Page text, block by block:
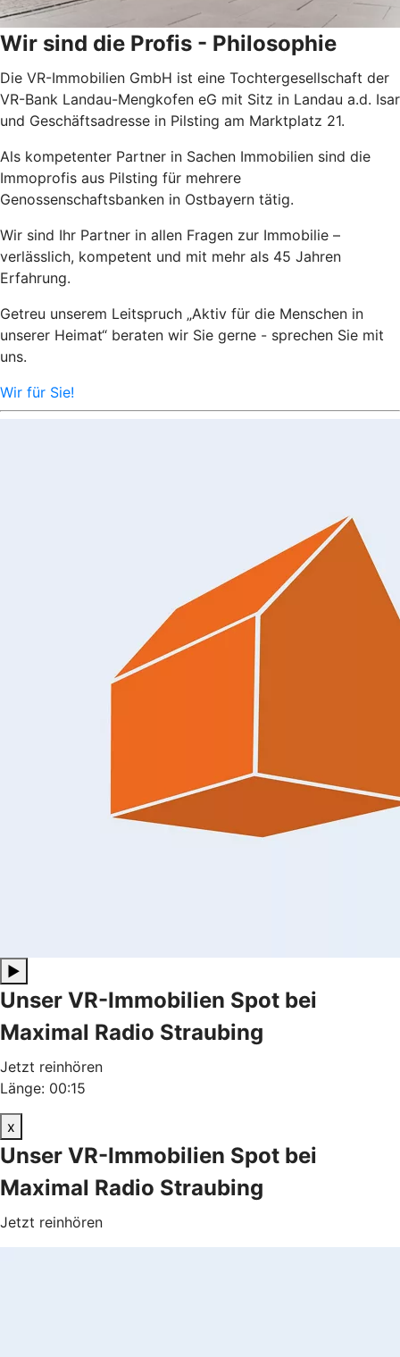
Wir sind die Profis - Philosophie
Die VR-Immobilien GmbH ist eine Tochtergesellschaft der
VR-Bank Landau-Mengkofen eG mit Sitz in Landau a.d. Isar
und Geschäftsadresse in Pilsting am Marktplatz 21.
Als kompetenter Partner in Sachen Immobilien sind die
Immoprofis aus Pilsting für mehrere
Genossenschaftsbanken in Ostbayern tätig.
Wir sind Ihr Partner in allen Fragen zur Immobilie –
verlässlich, kompetent und mit mehr als 45 Jahren
Erfahrung.
Getreu unserem Leitspruch „Aktiv für die Menschen in
unserer Heimat“ beraten wir Sie gerne - sprechen Sie mit
uns.
Wir für Sie!
▶
Unser VR-Immobilien Spot bei
Maximal Radio Straubing
Jetzt reinhören
Länge: 00:15
x
Unser VR-Immobilien Spot bei
Maximal Radio Straubing
Jetzt reinhören